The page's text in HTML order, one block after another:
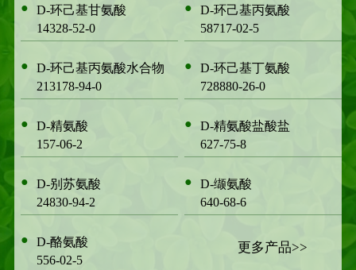
●
D-环己基甘氨酸
14328-52-0
●
D-环己基丙氨酸
58717-02-5
●
D-环己基丙氨酸水合物
213178-94-0
●
D-环己基丁氨酸
728880-26-0
●
D-精氨酸
157-06-2
●
D-精氨酸盐酸盐
627-75-8
●
D-别苏氨酸
24830-94-2
●
D-缬氨酸
640-68-6
●
D-酪氨酸
556-02-5
更多产品>>